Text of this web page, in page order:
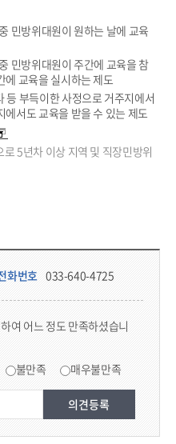
민방위대원이 원하는 날에 교육
민방위대원이 주간에 교육을 참
에 교육을 실시하는 제도
등 부득이한 사정으로 거주지에서
서도 교육을 받을 수 있는 제도
5년차 이상 지역 및 직장민방위
화번호 033-640-4725
여 어느 정도 만족하셨습니
불만족 매우불만족